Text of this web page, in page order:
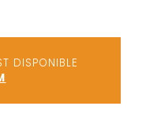
DISPONIBLE